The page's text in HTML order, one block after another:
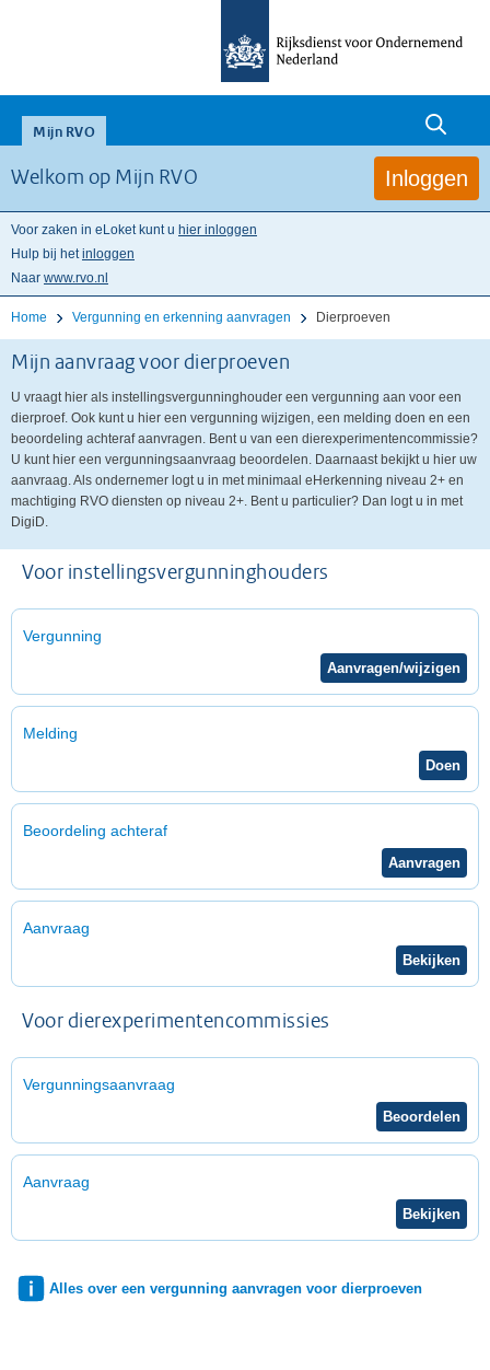
Mijn RVO
Welkom op Mijn RVO Inloggen
Voor zaken in eLoket kunt u hier inloggen
Hulp bij hetinloggen
Naar www.rvo.nl
Home Vergunning en erkenning aanvragen Dierproeven
Mijn aanvraag voor dierproeven
U vraagt hier als instellingsvergunninghouder een vergunning aan voor een
dierproef. Ook kunt u hier een vergunning wijzigen, een melding doen en een
beoordeling achteraf aanvragen. Bent u van een dierexperimentencommissie?
U kunt hier een vergunningsaanvraag beoordelen. Daarnaast bekijkt u hier uw
aanvraag. Als ondernemer logt u in met minimaal eHerkenning niveau 2+ en
machtiging RVO diensten op niveau 2+. Bent u particulier? Dan logt u in met
DigiD.
Voor instellingsvergunninghouders
Vergunning
Melding
Beoordeling achteraf
Aanvraag
Voor dierexperimentencommissies
Vergunningsaanvraag
Aanvraag
Alles over een vergunning aanvragen voor dierproeven